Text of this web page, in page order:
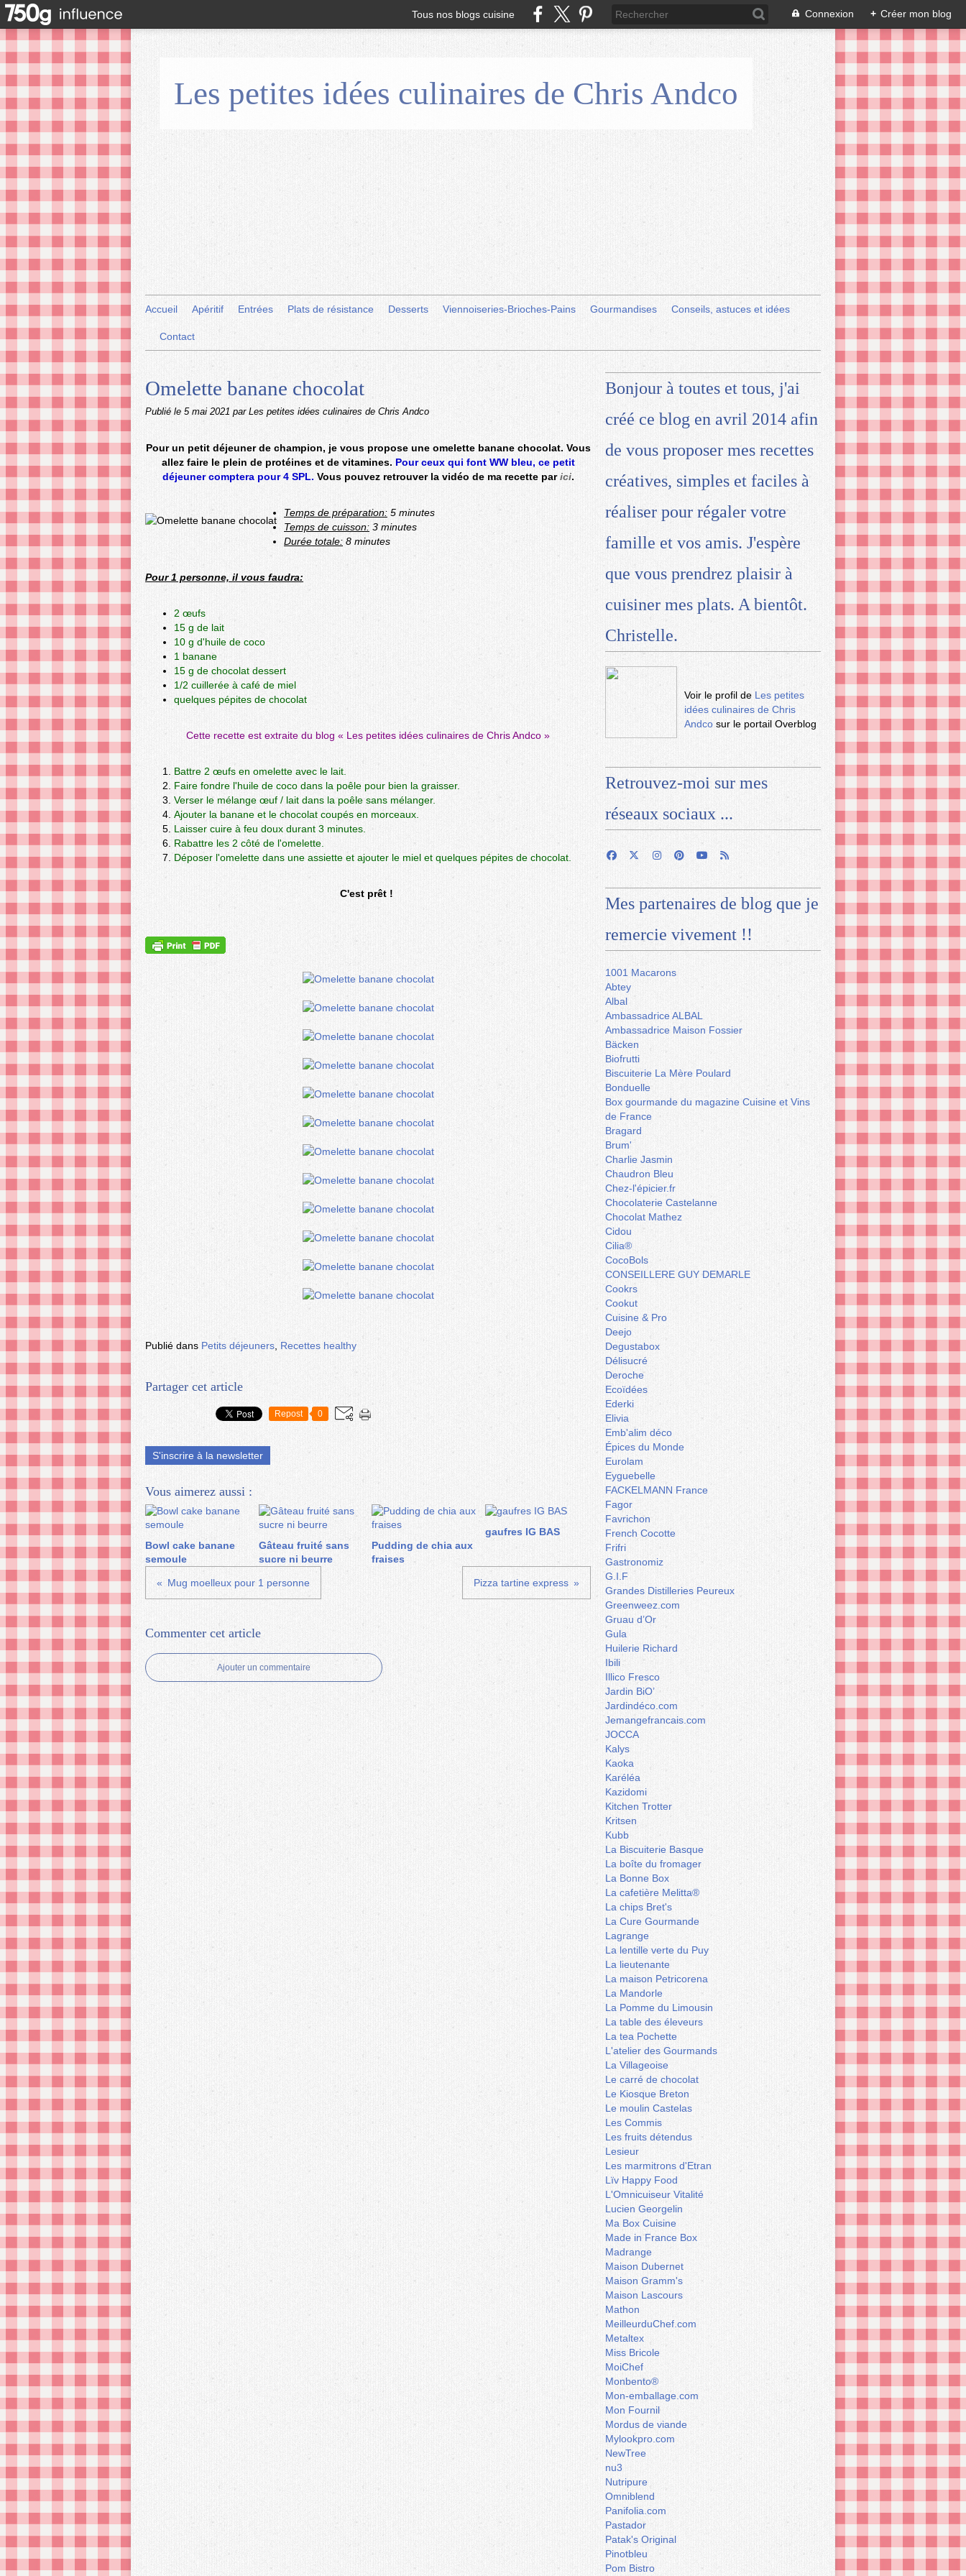
Tous nos blogs cuisine Connexion + Créer mon blog
Les petites idées culinaires de Chris Andco
Accueil Apéritif Entrées Plats de résistance Desserts Viennoiseries-Brioches-Pains Gourmandises Conseils, astuces et idées
Contact
Omelette banane chocolat
Publié le 5 mai 2021 par Les petites idées culinaires de Chris Andco
Pour un petit déjeuner de champion, je vous propose une omelette banane chocolat. Vous
allez faire le plein de protéines et de vitamines. Pour ceux qui font WW bleu, ce petit
déjeuner comptera pour 4 SPL. Vous pouvez retrouver la vidéo de ma recette parici.
Temps de préparation: 5 minutes
Temps de cuisson: 3 minutes
Durée totale: 8 minutes
Pour 1 personne, il vous faudra:
2 œufs
15 g de lait
10 g d'huile de coco
1 banane
15 g de chocolat dessert
1/2 cuillerée à café de miel
quelques pépites de chocolat
Cette recette est extraite du blog « Les petites idées culinaires de Chris Andco »
Battre 2 œufs en omelette avec le lait.
Faire fondre l'huile de coco dans la poêle pour bien la graisser.
Verser le mélange œuf / lait dans la poêle sans mélanger.
Ajouter la banane et le chocolat coupés en morceaux.
Laisser cuire à feu doux durant 3 minutes.
Rabattre les 2 côté de l'omelette.
Déposer l'omelette dans une assiette et ajouter le miel et quelques pépites de chocolat.
C'est prêt !
Publié dans Petits déjeuners Recettes healthy
Partager cet article
Repost 0
S'inscrire à la newsletter
Vous aimerez aussi :
Bowl cake banane
semoule
Gâteau fruité sans
sucre ni beurre
Pudding de chia aux
fraises
gaufres IG BAS
Mug moelleux pour 1 personne Pizza tartine express
Commenter cet article
Ajouter un commentaire
Bonjour à toutes et tous, j'ai
créé ce blog en avril 2014 afin
de vous proposer mes recettes
créatives, simples et faciles à
réaliser pour régaler votre
famille et vos amis. J'espère
que vous prendrez plaisir à
cuisiner mes plats. A bientôt.
Christelle.
Voir le profil de Les petites
idées culinaires de Chris
Andco sur le portail Overblog
Retrouvez-moi sur mes
réseaux sociaux ...
Mes partenaires de blog que je
remercie vivement !!
1001 Macarons
Abtey
Albal
Ambassadrice ALBAL
Ambassadrice Maison Fossier
Bäcken
Biofrutti
Biscuiterie La Mère Poulard
Bonduelle
Box gourmande du magazine Cuisine et Vins
de France
Bragard
Brum'
Charlie Jasmin
Chaudron Bleu
Chez-l'épicier.fr
Chocolaterie Castelanne
Chocolat Mathez
Cidou
Cilia®
CocoBols
CONSEILLERE GUY DEMARLE
Cookrs
Cookut
Cuisine & Pro
Deejo
Degustabox
Délisucré
Deroche
Ecoïdées
Ederki
Elivia
Emb'alim déco
Épices du Monde
Eurolam
Eyguebelle
FACKELMANN France
Fagor
Favrichon
French Cocotte
Frifri
Gastronomiz
G.I.F
Grandes Distilleries Peureux
Greenweez.com
Gruau d’Or
Gula
Huilerie Richard
Ibili
Illico Fresco
Jardin BiO’
Jardindéco.com
Jemangefrancais.com
JOCCA
Kalys
Kaoka
Karéléa
Kazidomi
Kitchen Trotter
Kritsen
Kubb
La Biscuiterie Basque
La boîte du fromager
La Bonne Box
La cafetière Melitta®
La chips Bret's
La Cure Gourmande
Lagrange
La lentille verte du Puy
La lieutenante
La maison Petricorena
La Mandorle
La Pomme du Limousin
La table des éleveurs
La tea Pochette
L'atelier des Gourmands
La Villageoise
Le carré de chocolat
Le Kiosque Breton
Le moulin Castelas
Les Commis
Les fruits détendus
Lesieur
Les marmitrons d'Etran
Lïv Happy Food
L'Omnicuiseur Vitalité
Lucien Georgelin
Ma Box Cuisine
Made in France Box
Madrange
Maison Dubernet
Maison Gramm's
Maison Lascours
Mathon
MeilleurduChef.com
Metaltex
Miss Bricole
MoiChef
Monbento®
Mon-emballage.com
Mon Fournil
Mordus de viande
Mylookpro.com
NewTree
nu3
Nutripure
Omniblend
Panifolia.com
Pastador
Patak's Original
Pinotbleu
Pom Bistro